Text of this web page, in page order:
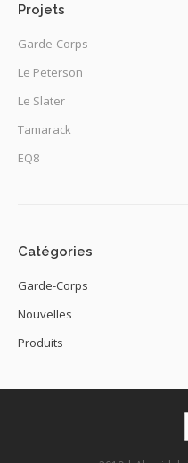
Projets
Garde-Corps
Le Peterson
Le Slater
Tamarack
EQ8
Catégories
Garde-Corps
Nouvelles
Produits